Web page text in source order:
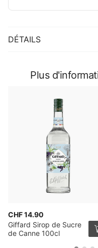
DÉTAILS
Plus
CHF 14.90
Giffard Sirop de Sucre
de Canne 100cl